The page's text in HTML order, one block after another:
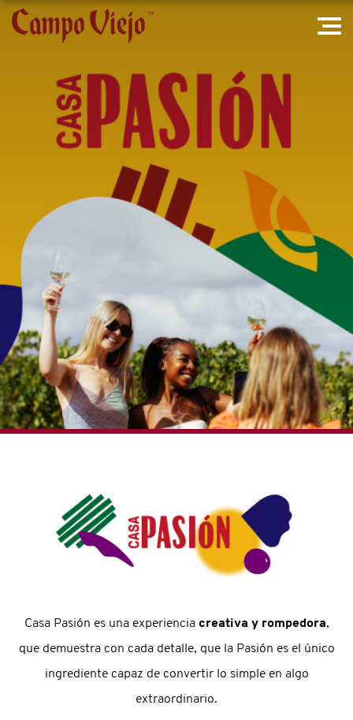
Casa Pasión es una experienciacreativa y rompedora,
que demuestra con cada detalle, que la Pasión es el único
ingrediente capaz de convertir lo simple en algo
extraordinario.